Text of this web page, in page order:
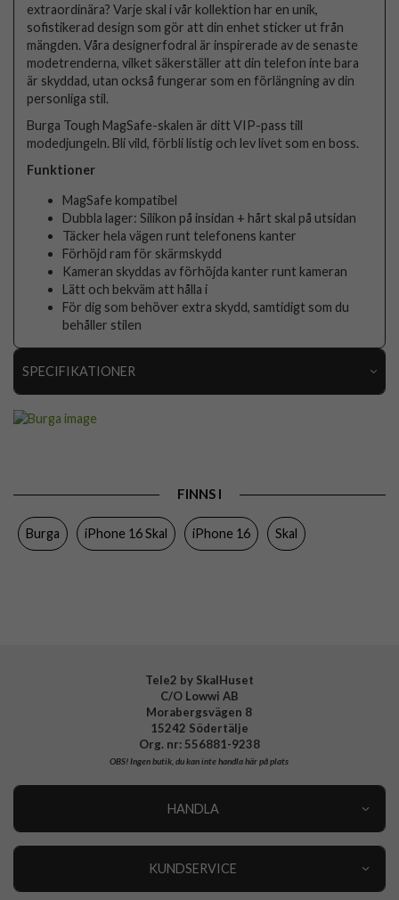
extraordinära? Varje skal i vår kollektion har en unik,
sofistikerad design som gör att din enhet sticker ut från
mängden. Våra designerfodral är inspirerade av de senaste
modetrenderna, vilket säkerställer att din telefon inte bara
är skyddad, utan också fungerar som en förlängning av din
personliga stil.
Burga Tough MagSafe-skalen är ditt VIP-pass till
modedjungeln. Bli vild, förbli listig och lev livet som en boss.
Funktioner
MagSafe kompatibel
Dubbla lager: Silikon på insidan + hårt skal på utsidan
Täcker hela vägen runt telefonens kanter
Förhöjd ram för skärmskydd
Kameran skyddas av förhöjda kanter runt kameran
Lätt och bekväm att hålla i
För dig som behöver extra skydd, samtidigt som du
behåller stilen
SPECIFIKATIONER
Material Hårdplast (PC), Mjukplast (TPU)
FINNS I
Burga iPhone 16 Skal iPhone 16 Skal
Tele2 by SkalHuset
C/O Lowwi AB
Morabergsvägen 8
15242 Södertälje
Org. nr: 556881-9238
OBS!Ingen butik, du kan inte handla här på plats
HANDLA
KUNDSERVICE